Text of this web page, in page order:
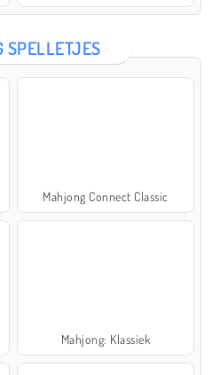
SPELLETJES
Mahjong Connect Classic
Mahjong: Klassiek